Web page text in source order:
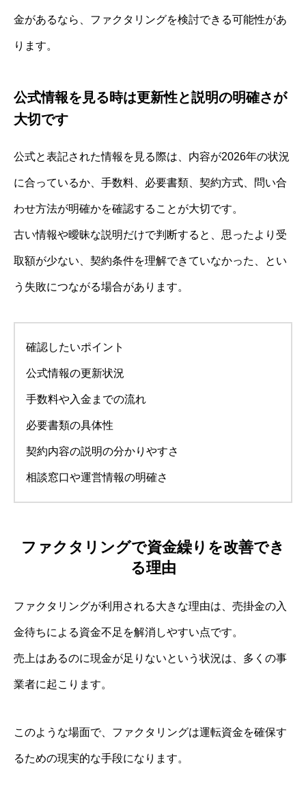
金があるなら、ファクタリングを検討できる可能性があ
ります。
公式情報を見る時は更新性と説明の明確さが
大切です
公式と表記された情報を見る際は、内容が2026年の状況
に合っているか、手数料、必要書類、契約方式、問い合
わせ方法が明確かを確認することが大切です。
古い情報や曖昧な説明だけで判断すると、思ったより受
取額が少ない、契約条件を理解できていなかった、とい
う失敗につながる場合があります。
確認したいポイント
公式情報の更新状況
手数料や入金までの流れ
必要書類の具体性
契約内容の説明の分かりやすさ
相談窓口や運営情報の明確さ
ファクタリングで資金繰りを改善でき
る理由
ファクタリングが利用される大きな理由は、売掛金の入
金待ちによる資金不足を解消しやすい点です。
売上はあるのに現金が足りないという状況は、多くの事
業者に起こります。
このような場面で、ファクタリングは運転資金を確保す
るための現実的な手段になります。